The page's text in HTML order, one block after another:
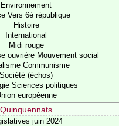
Environnement
Vers 6è république
Histoire
International
Midi rouge
ouvrière Mouvement social
Communisme
Société (échos)
Sciences politiques
européenne
Quinquennats
juin 2024